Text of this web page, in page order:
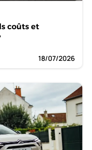
coûts et
18/07/2026